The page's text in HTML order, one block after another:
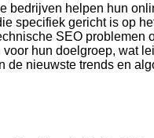
helpen hun
specifiek gericht is op
SEO
hun doelgroep, wat
nieuwste trends en